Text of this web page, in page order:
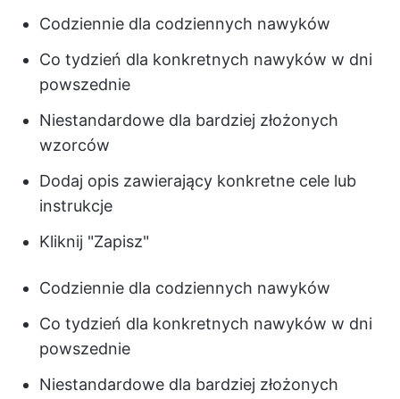
Codziennie dla codziennych nawyków
Co tydzień dla konkretnych nawyków w dni
powszednie
Niestandardowe dla bardziej złożonych
wzorców
Dodaj opis zawierający konkretne cele lub
instrukcje
Kliknij "Zapisz"
Codziennie dla codziennych nawyków
Co tydzień dla konkretnych nawyków w dni
powszednie
Niestandardowe dla bardziej złożonych